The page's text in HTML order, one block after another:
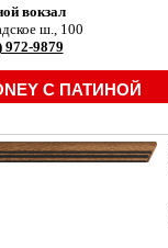
вокзал
ш., 100
972-9879
С ПАТИНОЙ